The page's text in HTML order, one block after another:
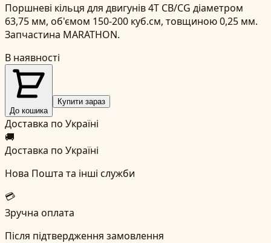
Поршневі кільця для двигунів 4T CB/CG діаметром
63,75 мм, об'ємом 150-200 куб.см, товщиною 0,25 мм.
Запчастина MARATHON.
В наявності
До кошика
Купити зараз
Доставка по Україні
🚚
Доставка по Україні
Нова Пошта та інші служби
💳
Зручна оплата
Після підтвердження замовлення